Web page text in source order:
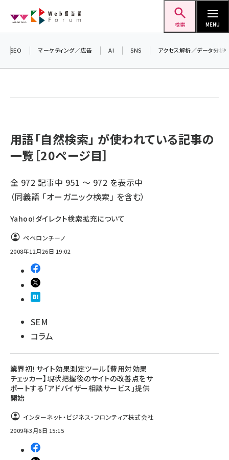
ン
検索 MENU
ai (2801)
youtube (2425)
セミナー (2301)
llmo (1160)
SEO マーケティング／広告 AI SNS アクセス解析／データ分析
用語「自然検索」 が使われている記事の
一覧［20ページ目］
全 972 記事中 951 ～ 972 を表示中
（同義語 「オーガニック検索」 を含む）
Yahoo!ダイレクト検索拡充について
ペペロンチーノ
2008年12月26日 19:02
SEM
コラム
業界初！サイト効果測定ツール【費用対効果
チェッカー】現状把握後のサイトの改善点をサ
ポートする「アドバイザー相談サービス」提供
開始
インターネット・ビジネス・フロンティア株式会社
2009年3月6日 15:15
7月24日で創刊20周年。ご回答者には抽選で
プレゼントを差し上げます！